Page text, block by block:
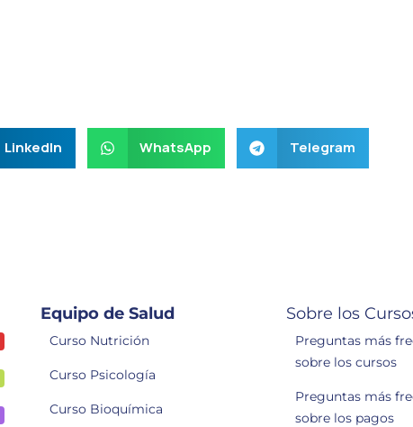
LinkedIn WhatsApp Telegram
Equipo de Salud
Curso Nutrición
Curso Psicología
Curso Bioquímica
Sobre los
Preguntas más
sobre los cursos
Preguntas más
sobre los pagos